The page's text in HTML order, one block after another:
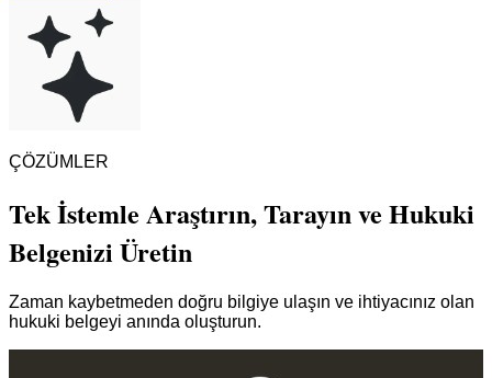
ÇÖZÜMLER
Tek İstemle Araştırın, Tarayın ve Hukuki
Belgenizi Üretin
Zaman kaybetmeden doğru bilgiye ulaşın ve ihtiyacınız olan
hukuki belgeyi anında oluşturun.